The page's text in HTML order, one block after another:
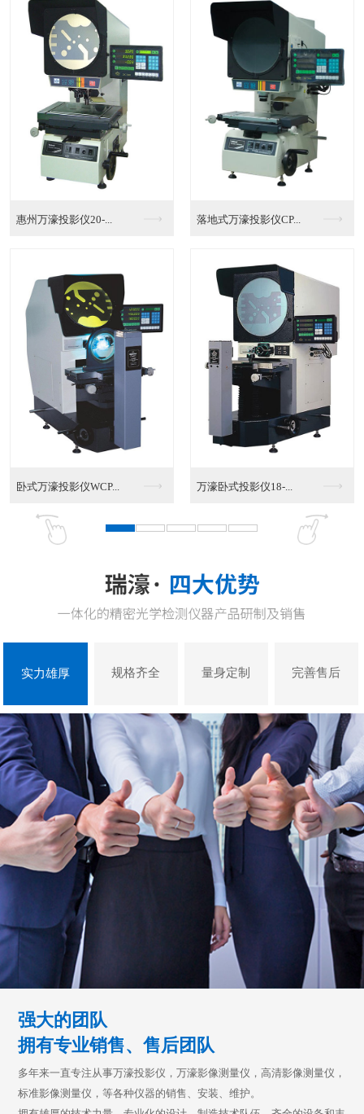
全自动影像测量仪维修... 海南万濠全自动影像测...
VMS-4030G影... VMS-3020G影...
实力雄厚 规格齐全 量身定制 完善售后
强大的团队
拥有专业销售、售后团队
多年来一直专注从事万濠投影仪，万濠影像测量仪，高清影像测量仪，
标准影像测量仪，等各种仪器的销售、安装、维护。